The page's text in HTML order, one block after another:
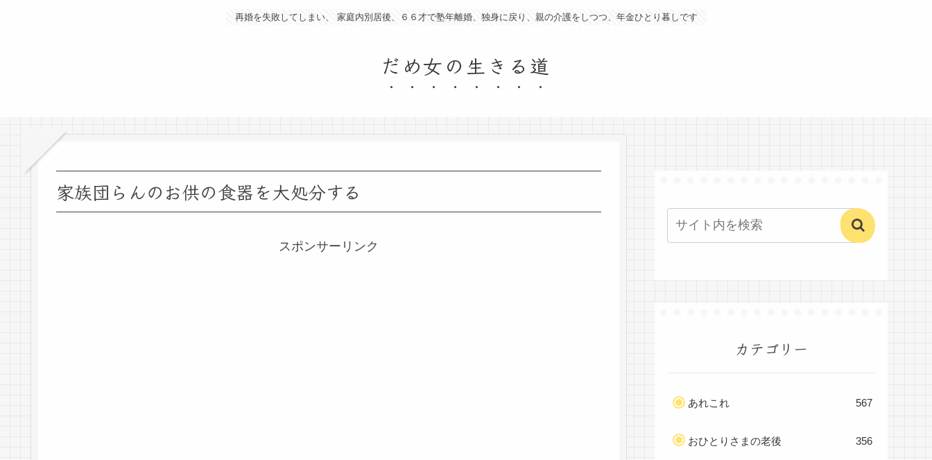
再婚を失敗してしまい、 家庭内別居後、６６才で塾年離婚、独身に戻り、親の介護をしつつ、年金ひとり暮しです
だめ女の生きる道
家族団らんのお供の食器を大処分する
スポンサーリンク
カテゴリー
あれこれ 567
おひとりさまの老後 356